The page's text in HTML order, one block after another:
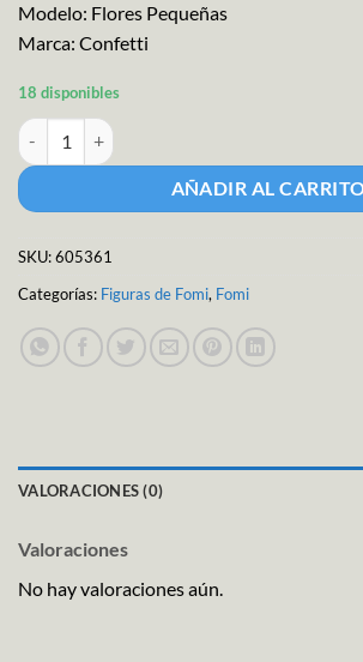
Modelo: Flores Pequeñas
Marca: Confetti
18 disponibles
Fig.fomi C/adhes.20gr Var cantidad
AÑADIR AL
SKU:605361
Categorías: Figuras de Fomi, Fomi
VALORACIONES (0)
Valoraciones
No hay valoraciones aún.